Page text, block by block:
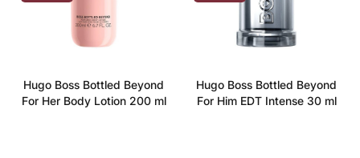
Hugo Boss Bottled Beyond
For Her Body Lotion 200 ml
Hugo Boss Bottled Beyond
For Him EDT Intense 30 ml